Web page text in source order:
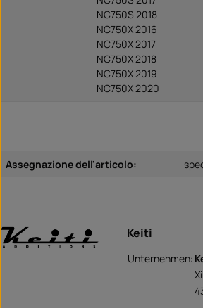
NC750S 2018
NC750X 2016
NC750X 2017
NC750X 2018
NC750X 2019
NC750X 2020
Assegnazione dell'articolo:
Keiti
Unternehmen: